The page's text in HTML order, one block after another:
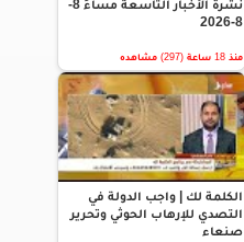
نشرة الأخبار التاسعة مساءً 8-
8-2026
منذ 18 ساعة (297) مشاهده
الكلمة لك | واجب الدولة في
التصدي للإرهاب الحوثي وتحرير
صنعاء